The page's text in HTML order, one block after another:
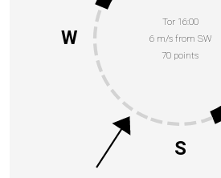
Tor 16:00
6 m/s from SW
70 points
S
W